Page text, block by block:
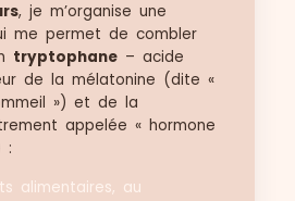
, je m’organise une
me permet de combler
tryptophane– acide
de la mélatonine (dite «
») et de la
appelée « hormone
:
alimentaires, au